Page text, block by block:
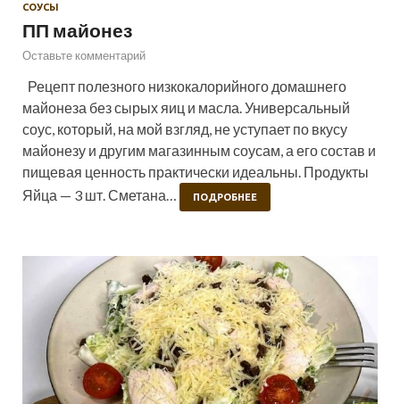
СОУСЫ
ПП майонез
Оставьте комментарий
Рецепт полезного низкокалорийного домашнего
майонеза без сырых яиц и масла. Универсальный
соус, который, на мой взгляд, не уступает по вкусу
майонезу и другим магазинным соусам, а его состав и
пищевая ценность практически идеальны. Продукты
Яйца — 3 шт. Сметана…
ПОДРОБНЕЕ